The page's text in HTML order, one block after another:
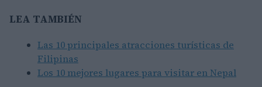
LEA TAMBIÉN
Las 10 principales atracciones turísticas de
Filipinas
Los 10 mejores lugares para visitar en Nepal